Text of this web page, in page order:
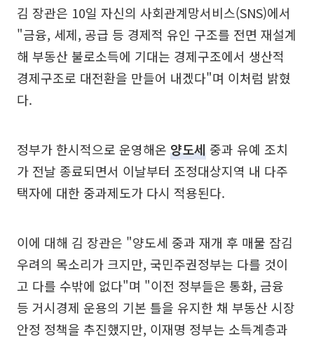
김 장관은 10일 자신의 사회관계망서비스(SNS)에서
"금융, 세제, 공급 등 경제적 유인 구조를 전면 재설계
해 부동산 불로소득에 기대는 경제구조에서 생산적
경제구조로 대전환을 만들어 내겠다"며 이처럼 밝혔
다.
정부가 한시적으로 운영해온 양도세 중과 유예 조치
가 전날 종료되면서 이날부터 조정대상지역 내 다주
택자에 대한 중과제도가 다시 적용된다.
이에 대해 김 장관은 "양도세 중과 재개 후 매물 잠김
우려의 목소리가 크지만, 국민주권정부는 다를 것이
고 다를 수밖에 없다"며 "이전 정부들은 통화, 금융
등 거시경제 운용의 기본 틀을 유지한 채 부동산 시장
안정 정책을 추진했지만, 이재명 정부는 소득계층과